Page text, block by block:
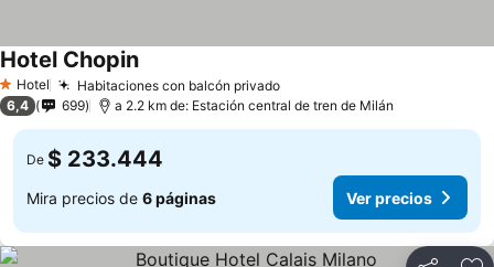
1 Estrellas
Hotel Habitaciones con balcón privado
Hotel Chopin
6,4 699 a 2.2 km de: Estación central de tren de Milán
De $ 233.444
Mira precios de 6 páginas Ver precios